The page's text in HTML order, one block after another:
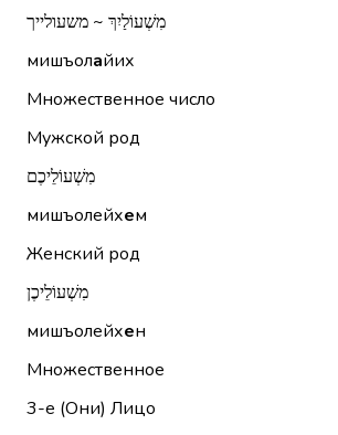
מִשְׁעוֹלַיִךְ ~ משעולייך
мишъолайих
Множественное число
Мужской род
מִשְׁעוֹלֵיכֶם
мишъолейхем
Женский род
מִשְׁעוֹלֵיכֶן
мишъолейхен
Множественное
3-е (Они) Лицо